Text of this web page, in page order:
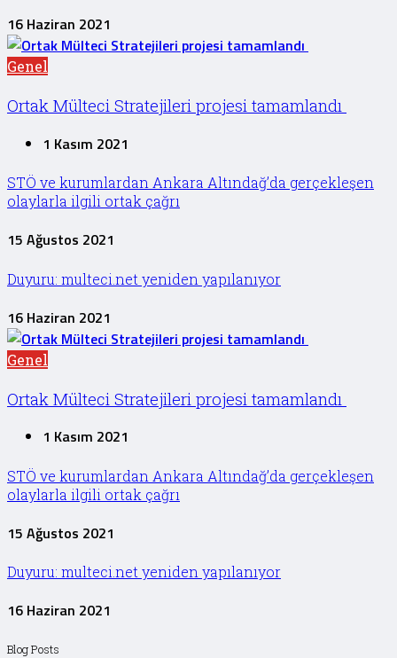
16 Haziran 2021
Genel
Ortak Mülteci Stratejileri projesi tamamlandı
1 Kasım 2021
STÖ ve kurumlardan Ankara Altındağ’da gerçekleşen
olaylarla ilgili ortak çağrı
15 Ağustos 2021
Duyuru: multeci.net yeniden yapılanıyor
16 Haziran 2021
Genel
Ortak Mülteci Stratejileri projesi tamamlandı
1 Kasım 2021
STÖ ve kurumlardan Ankara Altındağ’da gerçekleşen
olaylarla ilgili ortak çağrı
15 Ağustos 2021
Duyuru: multeci.net yeniden yapılanıyor
16 Haziran 2021
Blog Posts